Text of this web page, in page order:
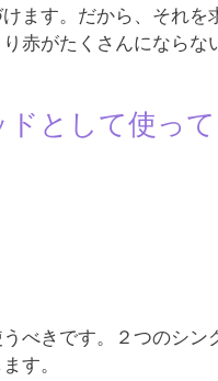
ます。だから、それを
赤がたくさんにならな
として使っ
べきです。２つのシン
す。